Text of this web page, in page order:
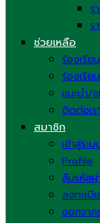
ร
ร
ช่วยเหลือ
ร้องเรีย
ร้องเรีย
แนะนำ/
ติดต่อเรา
สมาชิก
เข้าสู่ระบ
Profile
ลืมรหัสผ่
ลงทะเบี
ออกจาก